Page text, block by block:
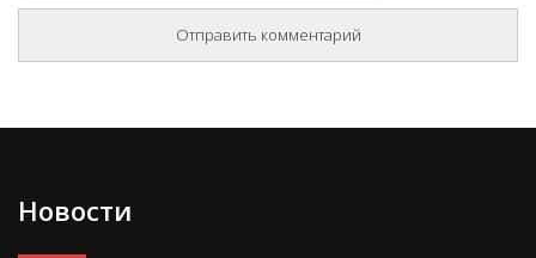
Новости